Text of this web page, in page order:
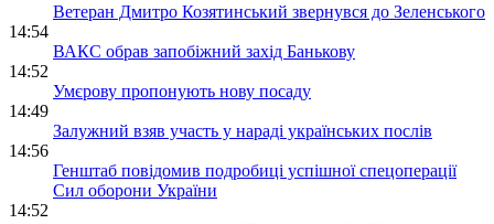
Ветеран Дмитро Козятинський звернувся до Зеленського
14:54
ВАКС обрав запобіжний захід Банькову
14:52
Умєрову пропонують нову посаду
14:49
Залужний взяв участь у нараді українських послів
14:56
Генштаб повідомив подробиці успішної спецоперації
Сил оборони України
14:52